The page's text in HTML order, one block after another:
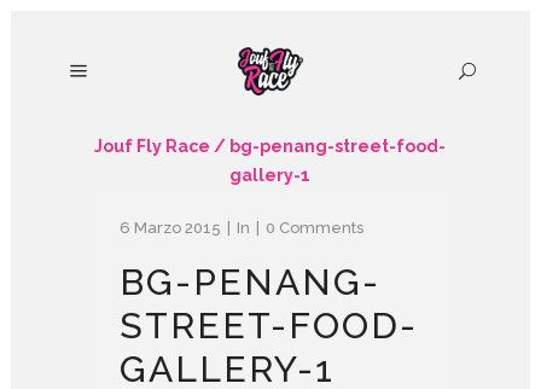
Jouf Fly Race / bg-penang-street-food-
gallery-1
6 Marzo 2015 In 0 Comments
BG-PENANG-
STREET-FOOD-
GALLERY-1